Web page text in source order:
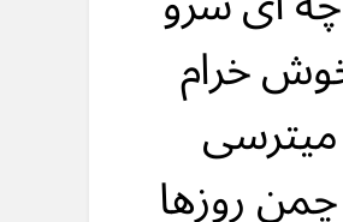
خرام
میترسی
روزها